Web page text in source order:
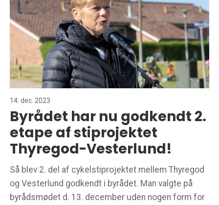
14. dec. 2023
Byrådet har nu godkendt 2.
etape af stiprojektet
Thyregod-Vesterlund!
Så blev 2. del af cykelstiprojektet mellem Thyregod
og Vesterlund godkendt i byrådet. Man valgte på
byrådsmødet d. 13. december uden nogen form for